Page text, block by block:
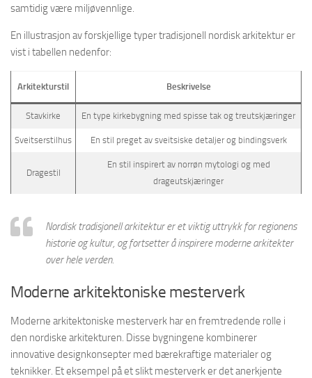
samtidig være miljøvennlige.
En illustrasjon av forskjellige typer tradisjonell nordisk arkitektur er
vist i tabellen nedenfor:
Arkitekturstil Beskrivelse
Stavkirke En type kirkebygning med spisse tak og treutskjæringer
Sveitserstilhus En stil preget av sveitsiske detaljer og bindingsverk
Dragestil
En stil inspirert av norrøn mytologi og med
drageutskjæringer
Nordisk tradisjonell arkitektur er et viktig uttrykk for regionens
historie og kultur, og fortsetter å inspirere moderne arkitekter
over hele verden.
Moderne arkitektoniske mesterverk
Moderne arkitektoniske mesterverk har en fremtredende rolle i
den nordiske arkitekturen. Disse bygningene kombinerer
innovative designkonsepter med bærekraftige materialer og
teknikker. Et eksempel på et slikt mesterverk er det anerkjente